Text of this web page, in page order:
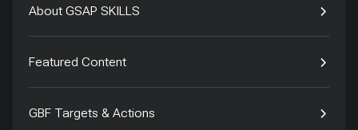
About GSAP SKILLS
Featured Content
GBF Targets & Actions